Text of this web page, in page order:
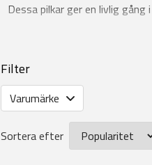
Dessa pilkar ger en livlig
Filter
Varumärke
Sortera efter